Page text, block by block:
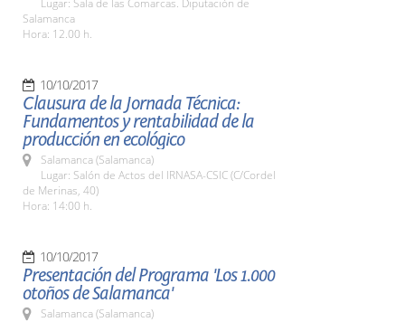
Lugar: Sala de las Comarcas. Diputación de
Salamanca
Hora: 12.00 h.
10/10/2017
Clausura de la Jornada Técnica:
Fundamentos y rentabilidad de la
producción en ecológico
Salamanca (Salamanca)
Lugar: Salón de Actos del IRNASA-CSIC (C/Cordel
de Merinas, 40)
Hora: 14:00 h.
10/10/2017
Presentación del Programa 'Los 1.000
otoños de Salamanca'
Salamanca (Salamanca)